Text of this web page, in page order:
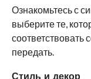
Ознакомьтесь с
выберите те,
соответствовать
передать.
Стиль и декор